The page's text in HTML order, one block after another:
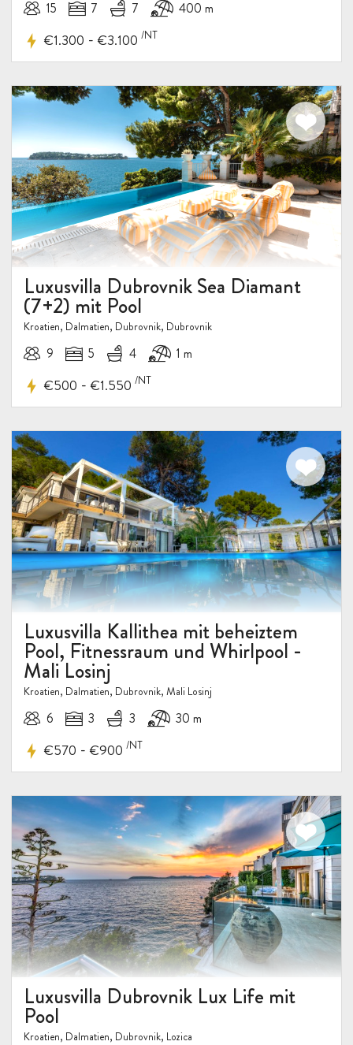
15 7 7 400 m
€1.300 - €3.100 /NT
Luxusvilla Dubrovnik Sea Diamant
(7+2) mit Pool
Kroatien, Dalmatien, Dubrovnik, Dubrovnik
9 5 4 1 m
€500 - €1.550 /NT
Luxusvilla Kallithea mit beheiztem
Pool, Fitnessraum und Whirlpool -
Mali Losinj
Kroatien, Dalmatien, Dubrovnik, Mali Losinj
6 3 3 30 m
€570 - €900 /NT
Luxusvilla Dubrovnik Lux Life mit
Pool
Kroatien, Dalmatien, Dubrovnik, Lozica